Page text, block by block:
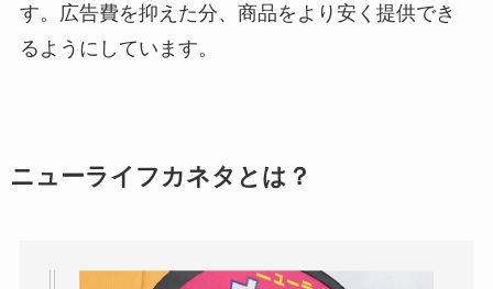
す。広告費を抑えた分、商品をより安く提供でき
るようにしています。
ニューライフカネタとは？